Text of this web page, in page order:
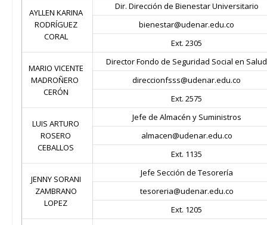
AYLLEN KARINA
RODRÍGUEZ
CORAL
Dir. Dirección de Bienestar Universitario
bienestar@udenar.edu.co
Ext. 2305
MARIO VICENTE
MADROÑERO
CERÓN
Director Fondo de Seguridad Social en Salud
direccionfsss@udenar.edu.co
Ext. 2575
LUIS ARTURO
ROSERO
CEBALLOS
Jefe de Almacén y Suministros
almacen@udenar.edu.co
Ext. 1135
JENNY SORANI
ZAMBRANO
LOPEZ
Jefe Sección de Tesorería
tesoreria@udenar.edu.co
Ext. 1205